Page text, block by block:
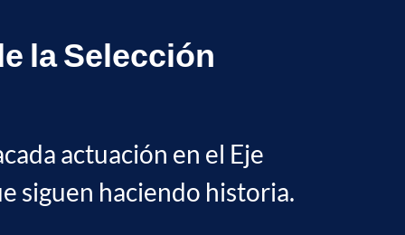
la Selección
actuación en el Eje
siguen haciendo historia.